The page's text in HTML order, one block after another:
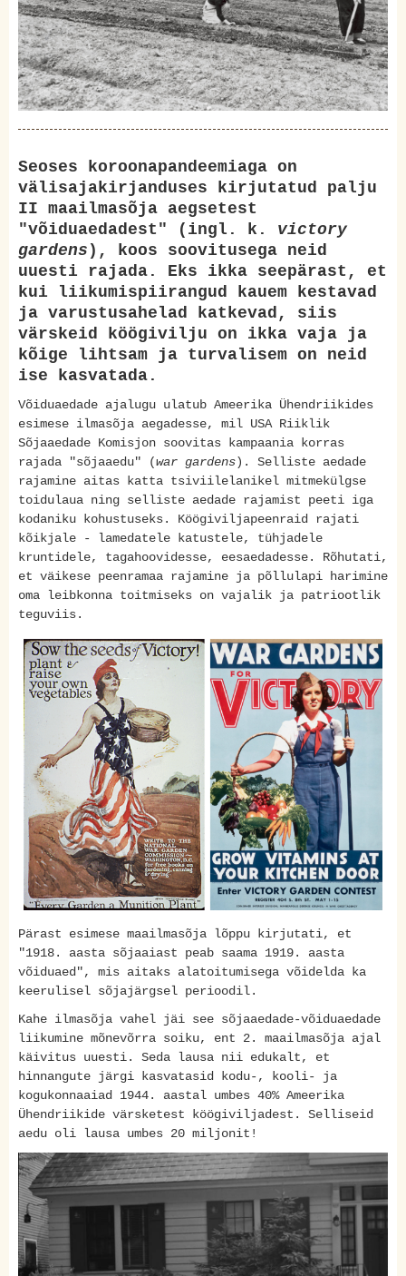
Seoses koroonapandeemiaga on
välisajakirjanduses kirjutatud palju
II maailmasõja aegsetest
"võiduaedadest" (ingl. k. victory
gardens ), koos soovitusega neid
uuesti rajada. Eks ikka seepärast, et
kui liikumispiirangud kauem kestavad
ja varustusahelad katkevad, siis
värskeid köögivilju on ikka vaja ja
kõige lihtsam ja turvalisem on neid
ise kasvatada.
Võiduaedade ajalugu ulatub Ameerika Ühendriikides
esimese ilmasõja aegadesse, mil USA Riiklik
Sõjaaedade Komisjon soovitas kampaania korras
rajada "sõjaaedu" (war gardens). Selliste aedade
rajamine aitas katta tsiviilelanikel mitmekülgse
toidulaua ning selliste aedade rajamist peeti iga
kodaniku kohustuseks. Köögiviljapeenraid rajati
kõikjale - lamedatele katustele, tühjadele
kruntidele, tagahoovidesse, eesaedadesse. Rõhutati,
et väikese peenramaa rajamine ja põllulapi harimine
oma leibkonna toitmiseks on vajalik ja patriootlik
teguviis.
Pärast esimese maailmasõja lõppu kirjutati, et
"1918. aasta sõjaaiast peab saama 1919. aasta
võiduaed", mis aitaks alatoitumisega võidelda ka
keerulisel sõjajärgsel perioodil.
Kahe ilmasõja vahel jäi see sõjaaedade-võiduaedade
liikumine mõnevõrra soiku, ent 2. maailmasõja ajal
käivitus uuesti. Seda lausa nii edukalt, et
hinnangute järgi kasvatasid kodu-, kooli- ja
kogukonnaaiad 1944. aastal umbes 40% Ameerika
Ühendriikide värsketest köögiviljadest. Selliseid
aedu oli lausa umbes 20 miljonit!